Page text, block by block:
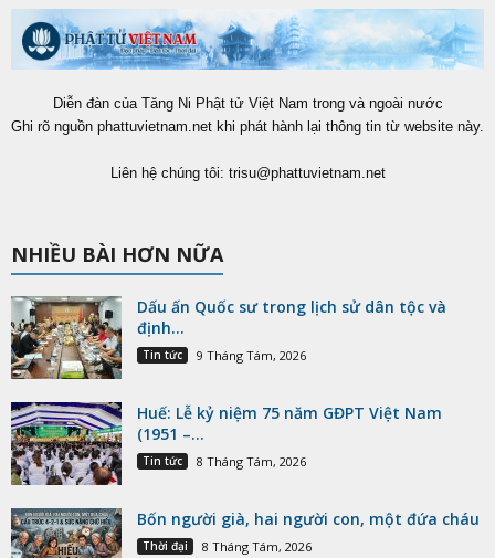
Diễn đàn của Tăng Ni Phật tử Việt Nam trong và ngoài nước
Ghi rõ nguồn phattuvietnam.net khi phát hành lại thông tin từ website này.
Liên hệ chúng tôi: trisu@phattuvietnam.net
NHIỀU BÀI HƠN NỮA
Dấu ấn Quốc sư trong lịch sử dân tộc và
định...
Tin tức 9 Tháng Tám, 2026
Huế: Lễ kỷ niệm 75 năm GĐPT Việt Nam
(1951 –...
Tin tức 8 Tháng Tám, 2026
Bốn người già, hai người con, một đứa cháu
Thời đại 8 Tháng Tám, 2026